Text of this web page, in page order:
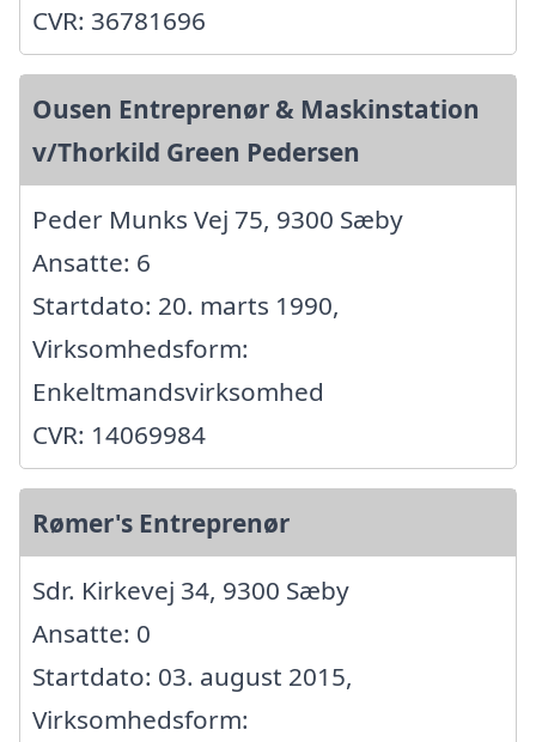
CVR: 36781696
Ousen Entreprenør & Maskinstation
v/Thorkild Green Pedersen
Peder Munks Vej 75, 9300 Sæby
Ansatte: 6
Startdato: 20. marts 1990,
Virksomhedsform:
Enkeltmandsvirksomhed
CVR: 14069984
Rømer's Entreprenør
Sdr. Kirkevej 34, 9300 Sæby
Ansatte: 0
Startdato: 03. august 2015,
Virksomhedsform: